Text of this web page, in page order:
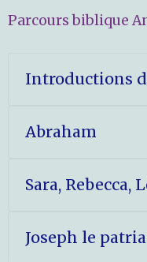
Parcours biblique
Introductions
Abraham
Sara, Rebecca,
Joseph le